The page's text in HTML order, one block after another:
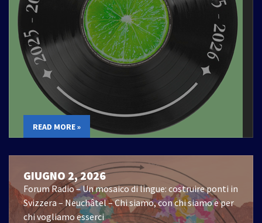
READ MORE »
GIUGNO 2, 2026
Forum Radio – Un mosaico di lingue: costruire ponti in
Svizzera – Neuchâtel – Chi siamo, con chi siamo e per
chi vogliamo esserci